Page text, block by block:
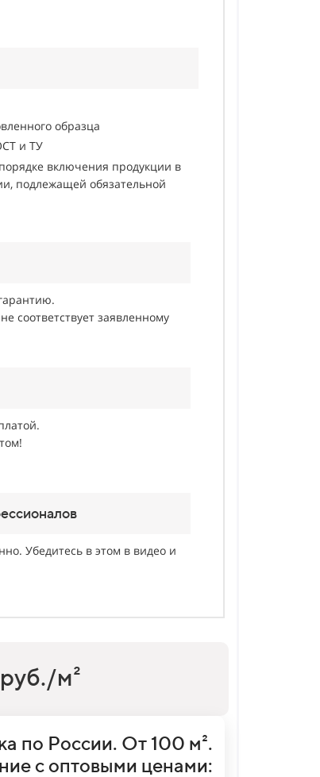
образца
и ТУ
включения продукции в
подлежащей обязательной
соответствует заявленному
Убедитесь в этом в видео и
м²
по России. От 100 м².
с оптовыми ценами: